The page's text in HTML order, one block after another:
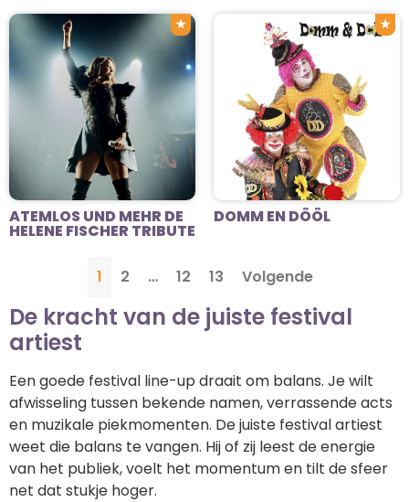
★
ATEMLOS UND MEHR DE
HELENE FISCHER TRIBUTE
★
DOMM EN DÖÖL
1 2 … 12 13 Volgende
De kracht van de juiste festival
artiest
Een goede festival line-up draait om balans. Je wilt
afwisseling tussen bekende namen, verrassende acts
en muzikale piekmomenten. De juiste festival artiest
weet die balans te vangen. Hij of zij leest de energie
van het publiek, voelt het momentum en tilt de sfeer
net dat stukje hoger.